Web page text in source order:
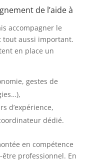
de l’aide à
accompagner le
tout aussi important.
en place un
gestes de
d’expérience,
dédié.
en compétence
professionnel. En